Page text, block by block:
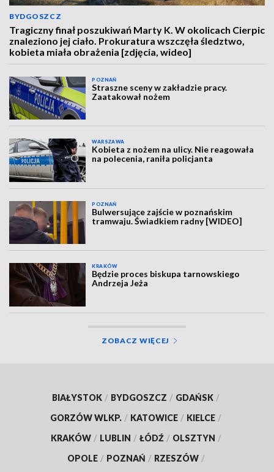
BYDGOSZCZ
Tragiczny finał poszukiwań Marty K. W okolicach Cierpic
znaleziono jej ciało. Prokuratura wszczęła śledztwo,
kobieta miała obrażenia [zdjęcia, wideo]
POZNAŃ
Straszne sceny w zakładzie pracy.
Zaatakował nożem
WARSZAWA
Kobieta z nożem na ulicy. Nie reagowała
na polecenia, raniła policjanta
POZNAŃ
Bulwersujące zajście w poznańskim
tramwaju. Świadkiem radny [WIDEO]
KRAKÓW
Będzie proces biskupa tarnowskiego
Andrzeja Jeża
ZOBACZ WIĘCEJ
BIAŁYSTOK / BYDGOSZCZ / GDAŃSK /
GORZÓW WLKP. / KATOWICE / KIELCE /
KRAKÓW / LUBLIN / ŁÓDŹ / OLSZTYN /
OPOLE / POZNAŃ / RZESZÓW /